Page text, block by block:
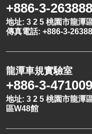
+886-3-
地址: 3 2 5 桃園市龍潭
傳真電話: +886-3-
龍潭車規實驗室
+886-3-
地址: 3 2 5 桃園市龍潭
區W48館